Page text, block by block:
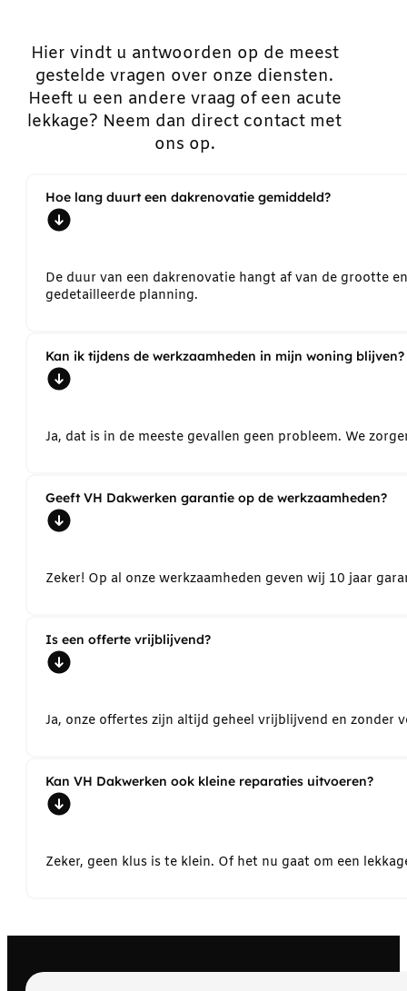
Hier vindt u antwoorden op de meest
gestelde vragen over onze diensten.
Heeft u een andere vraag of een acute
lekkage? Neem dan direct contact met
ons op.
Hoe lang duurt een dakrenovatie gemiddeld?
De duur van een dakrenovatie hangt af van de grootte
gedetailleerde planning.
Kan ik tijdens de werkzaamheden in mijn woning blijven?
Ja, dat is in de meeste gevallen geen probleem. We
Geeft VH Dakwerken garantie op de werkzaamheden?
Zeker! Op al onze werkzaamheden geven wij 10 jaar
Is een offerte vrijblijvend?
Ja, onze offertes zijn altijd geheel vrijblijvend en
Kan VH Dakwerken ook kleine reparaties uitvoeren?
Zeker, geen klus is te klein. Of het nu gaat om een